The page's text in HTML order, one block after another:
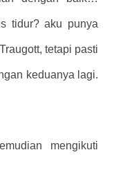
tidur? aku punya
tetapi pasti
keduanya lagi.
mengikuti